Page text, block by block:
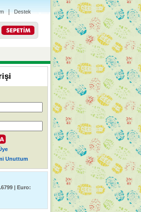
| Destek
Unuttum
| Euro: